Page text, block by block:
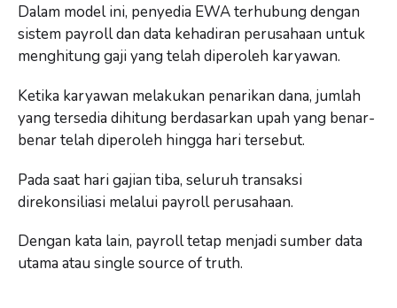
Dalam model ini, penyedia EWA terhubung dengan
sistem payroll dan data kehadiran perusahaan untuk
menghitung gaji yang telah diperoleh karyawan.
Ketika karyawan melakukan penarikan dana, jumlah
yang tersedia dihitung berdasarkan upah yang benar-
benar telah diperoleh hingga hari tersebut.
Pada saat hari gajian tiba, seluruh transaksi
direkonsiliasi melalui payroll perusahaan.
Dengan kata lain, payroll tetap menjadi sumber data
utama atau single source of truth.